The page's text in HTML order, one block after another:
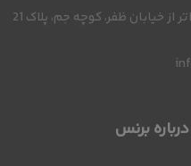
خیابان ظفر، کوچه جم، پلاک 21
درباره برنس